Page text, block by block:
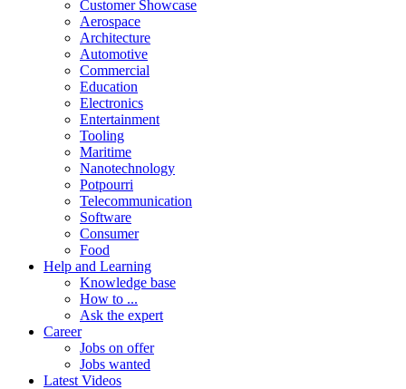
Customer Showcase
Aerospace
Architecture
Automotive
Commercial
Education
Electronics
Entertainment
Tooling
Maritime
Nanotechnology
Potpourri
Telecommunication
Software
Consumer
Food
Help and Learning
Knowledge base
How to ...
Ask the expert
Career
Jobs on offer
Jobs wanted
Latest Videos